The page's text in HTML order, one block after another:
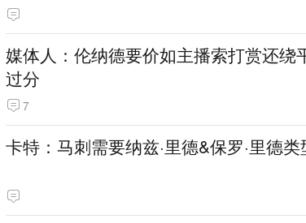
媒体人：伦纳德要价如主播索打赏还绕
过分
7
卡特：马刺需要纳兹·里德&保罗·里德